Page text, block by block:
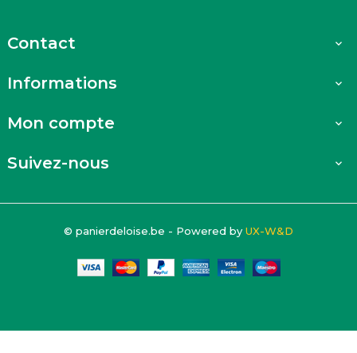
Contact 
Informations 
Mon compte 
Suivez-nous 
© panierdeloise.be - Powered by UX-W&D